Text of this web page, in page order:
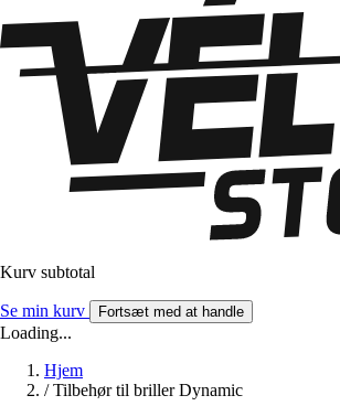
Kurv subtotal
Se min kurv Fortsæt med at handle
Loading...
Hjem
/ Tilbehør til briller Dynamic